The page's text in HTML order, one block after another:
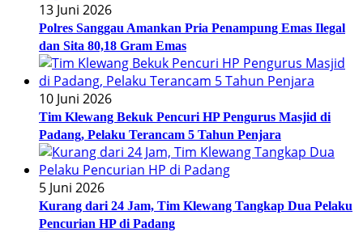
13 Juni 2026
Polres Sanggau Amankan Pria Penampung Emas Ilegal
dan Sita 80,18 Gram Emas
10 Juni 2026
Tim Klewang Bekuk Pencuri HP Pengurus Masjid di
Padang, Pelaku Terancam 5 Tahun Penjara
5 Juni 2026
Kurang dari 24 Jam, Tim Klewang Tangkap Dua Pelaku
Pencurian HP di Padang